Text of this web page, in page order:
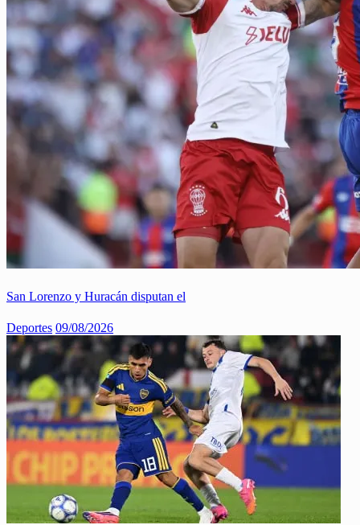
San Lorenzo y Huracán disputan el
Deportes 09/08/2026